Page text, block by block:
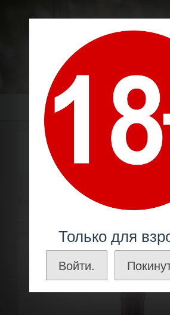
MOLDAVIAN
МОЛДАВСКИЕ ВИНА И КОНЬЯКИ
Меню
Только для
Войти.
ВИНО «ROSU DE
0,75
Молдавское вино
Вино «Rosu de Purcari»